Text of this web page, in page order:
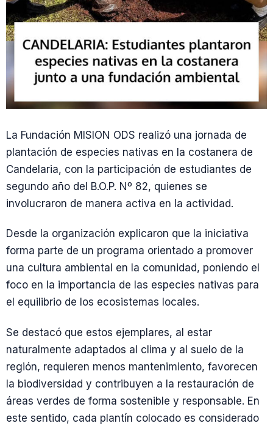
La Fundación MISION ODS realizó una jornada de
plantación de especies nativas en la costanera de
Candelaria, con la participación de estudiantes de
segundo año del B.O.P. Nº 82, quienes se
involucraron de manera activa en la actividad.
Desde la organización explicaron que la iniciativa
forma parte de un programa orientado a promover
una cultura ambiental en la comunidad, poniendo el
foco en la importancia de las especies nativas para
el equilibrio de los ecosistemas locales.
Se destacó que estos ejemplares, al estar
naturalmente adaptados al clima y al suelo de la
región, requieren menos mantenimiento, favorecen
la biodiversidad y contribuyen a la restauración de
áreas verdes de forma sostenible y responsable. En
este sentido, cada plantín colocado es considerado